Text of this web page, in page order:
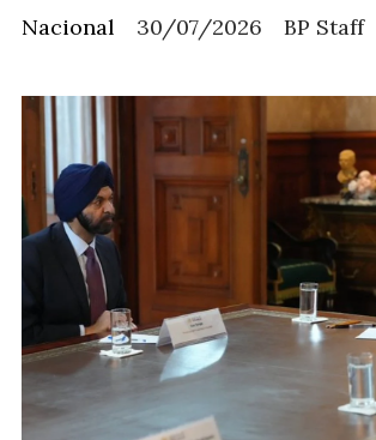
BP Staff
Nacional 30/07/2026